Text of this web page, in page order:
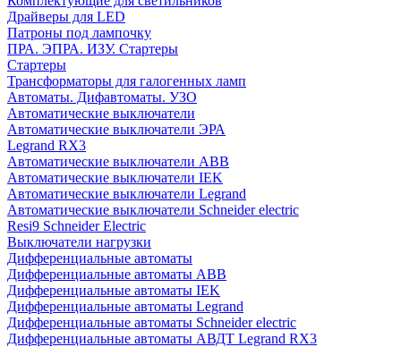
Драйверы для LED
Патроны под лампочку
ПРА. ЭПРА. ИЗУ. Стартеры
Стартеры
Трансформаторы для галогенных ламп
Автоматы. Дифавтоматы. УЗО
Автоматические выключатели
Автоматические выключатели ЭРА
Legrand RX3
Автоматические выключатели ABB
Автоматические выключатели IEK
Автоматические выключатели Legrand
Автоматические выключатели Schneider electric
Resi9 Schneider Electric
Выключатели нагрузки
Дифференциальные автоматы
Дифференциальные автоматы ABB
Дифференциальные автоматы IEK
Дифференциальные автоматы Legrand
Дифференциальные автоматы Schneider electric
Дифференциальные автоматы АВДТ Legrand RX3